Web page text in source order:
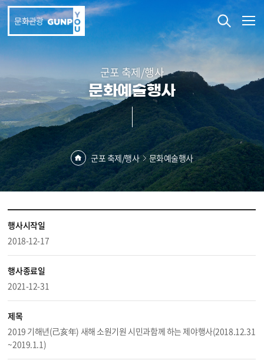
본문 바로가기
문화관광
군포 축제/행사
문화예술행사
군포 축제/행사 문화예술행사
행사시작일
2018-12-17
행사종료일
2021-12-31
제목
2019 기해년(己亥年) 새해 소원기원 시민과함께 하는 제야행사(2018.12.31
~2019.1.1)